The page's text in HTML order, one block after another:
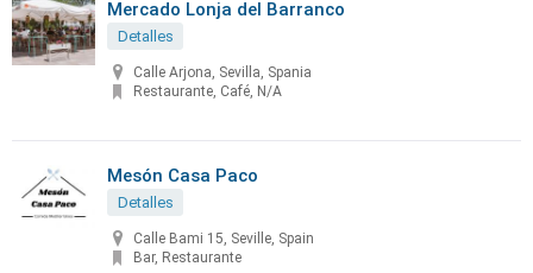
Mercado Lonja del Barranco
Detalles
Calle Arjona, Sevilla, Spania
Restaurante, Café, N/A
Mesón Casa Paco
Detalles
Calle Bami 15, Seville, Spain
Bar, Restaurante